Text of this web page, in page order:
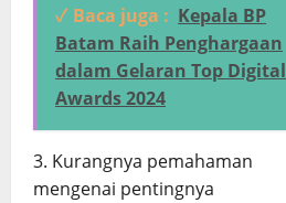
✓ Baca juga : Kepala BP
Batam Raih Penghargaan
dalam Gelaran Top Digital
Awards 2024
3. ⁠Kurangnya pemahaman
mengenai pentingnya